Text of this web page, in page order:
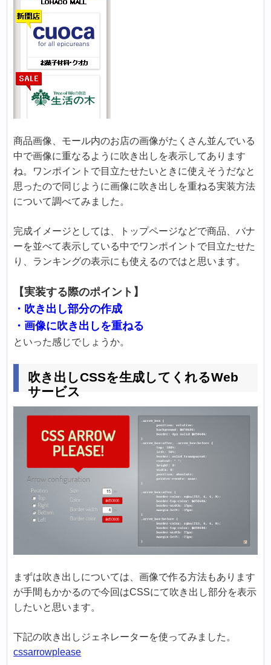
商品画像、モール内のお店の画像がたくさん並んでいる
中で画像に重なるように吹き出しを表示してあります
ね。ワンポイントで目立たせたいときに使えそうだなと
思ったので同じように画像に吹き出しを重ねる実装方法
について調べてみました。
完成イメージとしては、トップページなどで商品、バナ
ーを並べて表示している中でワンポイントで目立たせた
り、ランキングの表示にも使えるのではと思います。
【実装する際のポイント】
・吹き出し部分の作成
・画像に吹き出しを重ねる
といった感じでしょうか。
吹き出しCSSを生成してくれるWeb
サービス
まずは吹き出しについては、画像で作る方法もあります
が手間もかかるので今回はCSSにて吹き出し部分を表示
したいと思います。
下記の吹き出しジェネレーターを使ってみました。
cssarrowplease